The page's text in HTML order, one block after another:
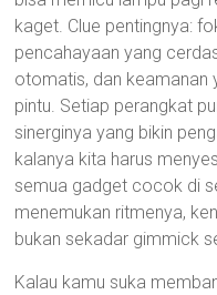
kaget. Clue pentingnya:
pencahayaan yang
otomatis, dan keamanan
pintu. Setiap perangkat
sinerginya yang bikin
kalanya kita harus
semua gadget cocok di
menemukan ritmenya,
bukan sekadar gimmick
Kalau kamu suka